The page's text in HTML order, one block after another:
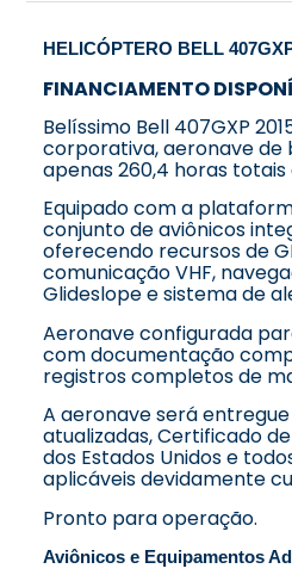
HELICÓPTERO BELL
FINANCIAMENTO
Belíssimo Bell 407GXP
corporativa, aeronave de
apenas 260,4 horas totais
Equipado com a
conjunto de aviônicos
oferecendo recursos de
comunicação VHF,
Glideslope e sistema de
Aeronave configurada
com documentação
registros completos de
A aeronave será
atualizadas, Certificado
dos Estados Unidos e
aplicáveis devidamente
Pronto para operação.
Aviônicos e Equipamentos